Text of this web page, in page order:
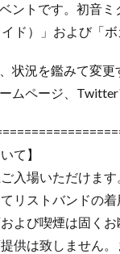
ントです。初音
イド）」および「
状況を鑑みて変更
ムページ、
て】
入場いただけま
リストバンドの
よび喫煙は固く
供は致しません